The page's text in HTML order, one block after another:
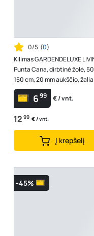
0/5 (0)
Kilimas GARDENDELUXE
Punta Cana, dirbtinė žolė,
150 cm, 20 mm aukščio, žalia
699 € / vnt.
12 99 € / vnt.
Į krepšelį
-45%